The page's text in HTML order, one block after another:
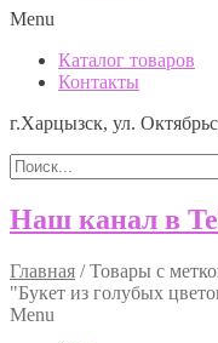
Menu
Каталог товаров
Контакты
г.Харцызск, ул.
Наш канал в
Главная /Товары с
"Букет из голубых
Menu